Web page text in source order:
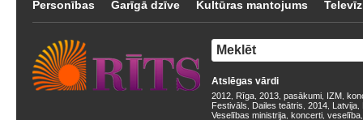
Personības Garīgā dzīve Kultūras mantojums
Atslēgas vārdi
2012 Rīga 2013 pasākumi IZM
Festivāls
Dailes teātris 2014 Latvija
Veselības ministrija koncerti veselība